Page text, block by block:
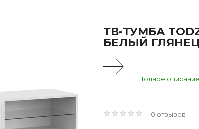
ТВ-ТУМБА
БЕЛЫЙ
Полное
0 отзывов